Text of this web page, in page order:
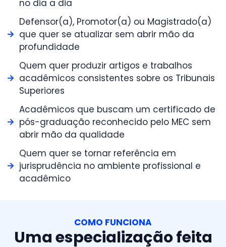
no dia a dia
Defensor(a), Promotor(a) ou Magistrado(a)
que quer se atualizar sem abrir mão da
profundidade
Quem quer produzir artigos e trabalhos
acadêmicos consistentes sobre os Tribunais
Superiores
Acadêmicos que buscam um certificado de
pós-graduação reconhecido pelo MEC sem
abrir mão da qualidade
Quem quer se tornar referência em
jurisprudência no ambiente profissional e
acadêmico
COMO FUNCIONA
Uma especialização feita